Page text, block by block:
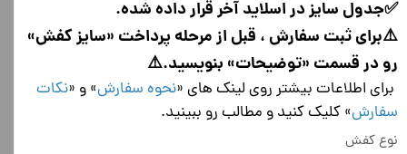
✅جدول سایز در اسلاید آخر قرار داده شده.
⚠️برای ثبت سفارش ، قبل از مرحله پرداخت «سایز کفش»
رو در قسمت «توضیحات» بنویسید.⚠️
برای اطلاعات بیشتر روی لینک های «نحوه سفارش» و «نکات
سفارش» کلیک کنید و مطالب رو ببینید.
نوع کفش